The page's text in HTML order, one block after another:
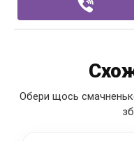
Обери щось